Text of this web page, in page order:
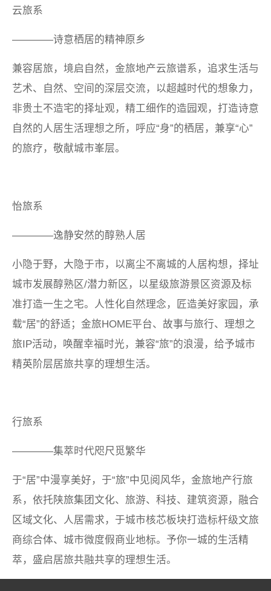
云旅系
————诗意栖居的精神原乡
兼容居旅，境启自然，金旅地产云旅谱系，追求生活与
艺术、自然、空间的深层交流，以超越时代的想象力，
非贵土不造宅的择址观，精工细作的造园观，打造诗意
自然的人居生活理想之所，呼应“身”的栖居，兼享“心”
的旅疗，敬献城市峯层。
怡旅系
————逸静安然的醇熟人居
小隐于野，大隐于市，以离尘不离城的人居构想，择址
城市发展醇熟区/潜力新区，以星级旅游景区资源及标
准打造一生之宅。人性化自然理念，匠造美好家园，承
载“居”的舒适；金旅HOME平台、故事与旅行、理想之
旅IP活动，唤醒幸福时光，兼容“旅”的浪漫，给予城市
精英阶层居旅共享的理想生活。
行旅系
————集萃时代咫尺觅繁华
于“居”中漫享美好，于“旅”中见阅风华，金旅地产行旅
系，依托陕旅集团文化、旅游、科技、建筑资源，融合
区域文化、人居需求，于城市核芯板块打造标杆级文旅
商综合体、城市微度假商业地标。予你一城的生活精
萃，盛启居旅共融共享的理想生活。